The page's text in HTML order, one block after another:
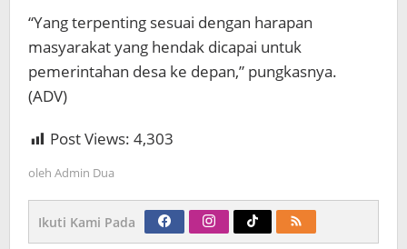
“Yang terpenting sesuai dengan harapan
masyarakat yang hendak dicapai untuk
pemerintahan desa ke depan,” pungkasnya.
(ADV)
Post Views: 4,303
oleh Admin Dua
Ikuti Kami Pada